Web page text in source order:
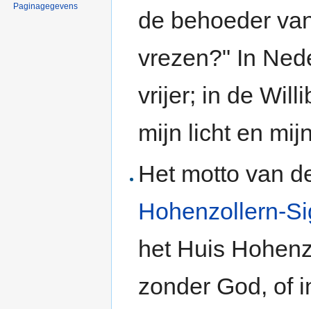
de behoeder
vrezen?" In
vrijer; in de
mijn licht en
Het motto van
Hohenzollern-
het Huis
zonder God, of
Paginagegevens